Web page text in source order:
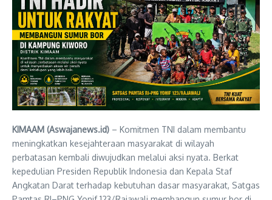
KIMAAM (Aswajanews.id) – Komitmen TNI dalam membantu
meningkatkan kesejahteraan masyarakat di wilayah
perbatasan kembali diwujudkan melalui aksi nyata. Berkat
kepedulian Presiden Republik Indonesia dan Kepala Staf
Angkatan Darat terhadap kebutuhan dasar masyarakat, Satgas